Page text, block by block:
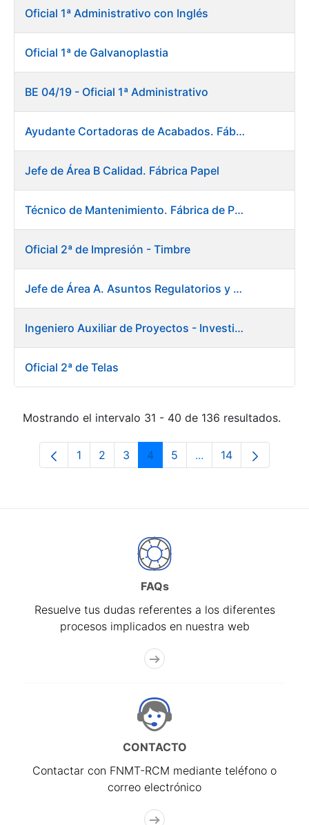
Mostrar/Ocultar
Mostrar/Ocultar
Oficial 1ª Administrativo con Inglés
Oficial 1ª de Galvanoplastia
BE 04/19 - Oficial 1ª Administrativo
Ayudante Cortadoras de Acabados. Fábrica de Papel
Jefe de Área B Calidad. Fábrica Papel
Técnico de Mantenimiento. Fábrica de Papel
Oficial 2ª de Impresión - Timbre
Jefe de Área A. Asuntos Regulatorios y Relaciones Institucionales
Ingeniero Auxiliar de Proyectos - Investigación y Desarrollo
Oficial 2ª de Telas
Mostrando el intervalo 31 - 40 de 136 resultados.
Página
1 Página
2 Página
3 Página
4 Página
5 ...Páginas intermedias
Página
14
FAQs
Resuelve tus dudas referentes a los diferentes
procesos implicados en nuestra web
CONTACTO
Contactar con FNMT-RCM mediante teléfono o
correo electrónico